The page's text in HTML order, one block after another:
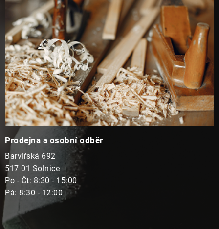
Prodejna a osobní odběr
Barvířská 692
517 01 Solnice
Po - Čt: 8:30 - 15:00
Pá: 8:30 - 12:00